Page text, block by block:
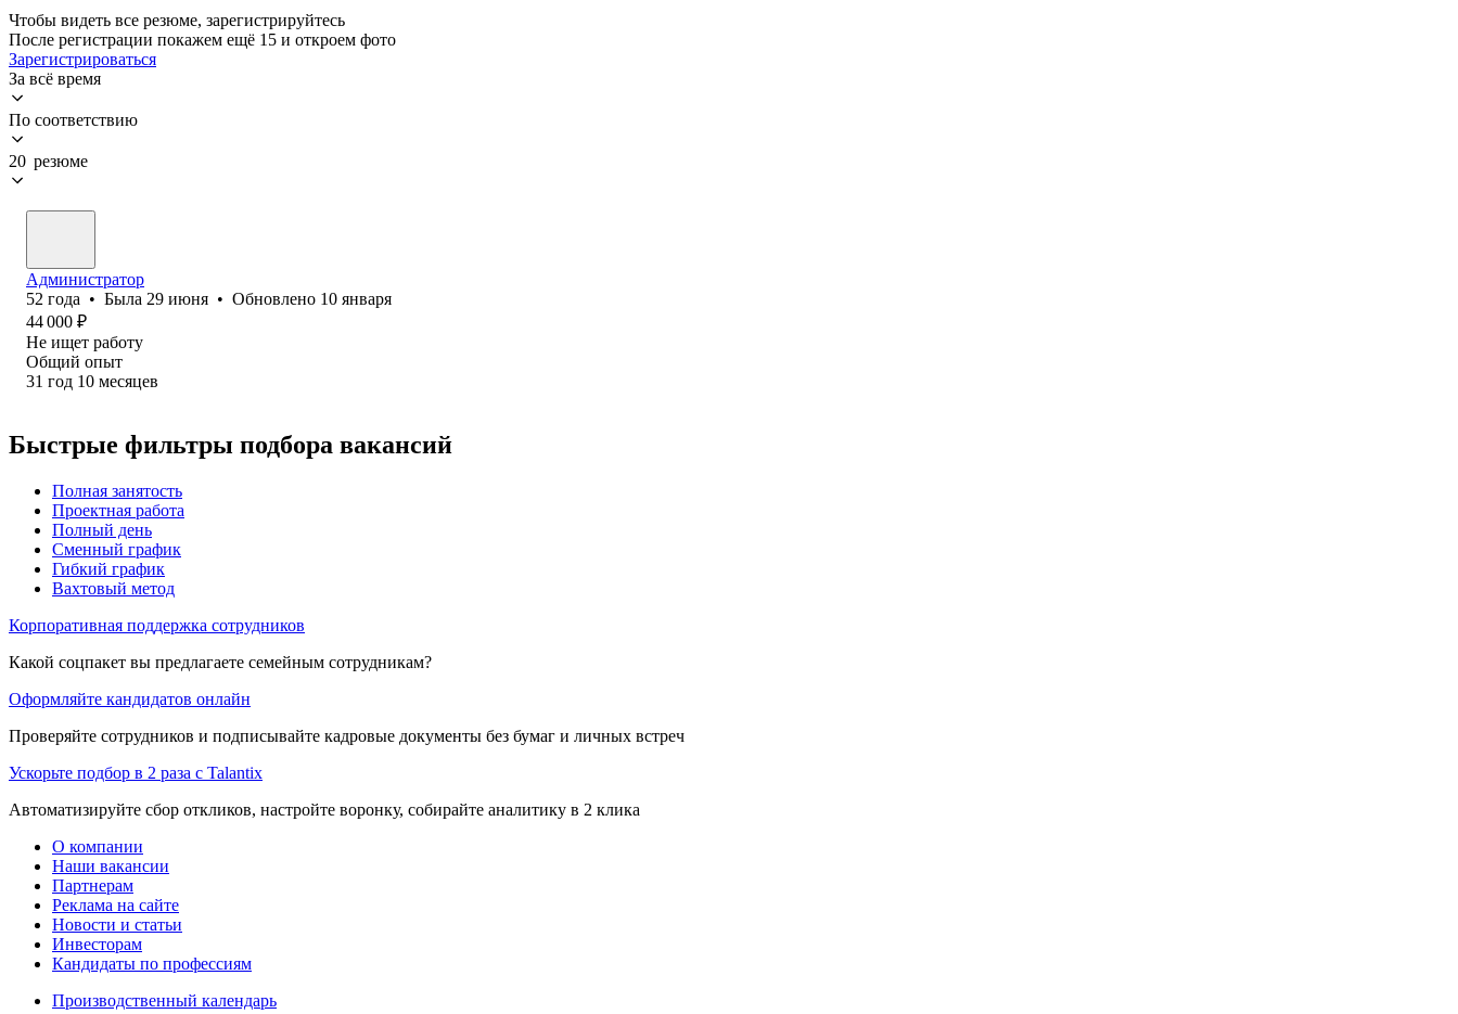
Чтобы видеть все резюме, зарегистрируйтесь
После регистрации покажем ещё 15 и откроем фото
Зарегистрироваться
За всё время
По соответствию
20 резюме
Администратор
52 года • Была 29 июня • Обновлено 10 января
44 000 ₽
Не ищет работу
Общий опыт
31 год 10 месяцев
Быстрые фильтры подбора вакансий
Полная занятость
Проектная работа
Полный день
Сменный график
Гибкий график
Вахтовый метод
Корпоративная поддержка сотрудников
Какой соцпакет вы предлагаете семейным сотрудникам?
Оформляйте кандидатов онлайн
Проверяйте сотрудников и подписывайте кадровые документы без бумаг и личных встреч
Ускорьте подбор в 2 раза с Talantix
Автоматизируйте сбор откликов, настройте воронку, собирайте аналитику в 2 клика
О компании
Наши вакансии
Партнерам
Реклама на сайте
Новости и статьи
Инвесторам
Кандидаты по профессиям
Производственный календарь